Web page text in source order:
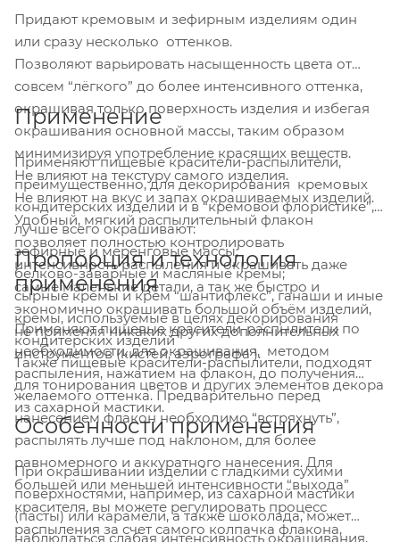
Придают кремовым и зефирным изделиям один
или сразу несколько оттенков.
Позволяют варьировать насыщенность цвета от
совсем “лёгкого” до более интенсивного оттенка,
окрашивая только поверхность изделия и избегая
окрашивания основной массы, таким образом
минимизируя употребление красящих веществ.
Не влияют на текстуру самого изделия.
Не влияют на вкус и запах окрашиваемых изделий.
Удобный, мягкий распылительный флакон
позволяет полностью контролировать
интенсивность распыления и окрашивать даже
самые маленькие детали, а так же быстро и
экономично окрашивать большой объём изделий,
не применяя никаких других дополнительных
инструментов (кистей, аэрографа ).
Применение
Применяют пищевые красители-распылители,
преимущественно, для декорирования кремовых
кондитерских изделий и в “кремовой флористике”,
лучше всего окрашивают:
зефирные и меренговые массы;
белково-заварные и масляные кремы;
сырные кремы и крем “шантифлекс”, ганаши и иные
кремы, используемые в целях декорирования
кондитерских изделий
Также пищевые красители-распылители, подходят
для тонирования цветов и других элементов декора
из сахарной мастики.
Пропорция и технология
применения
Применяют пищевые красители-распылители по
необходимости, для окрашивания, методом
распыления, нажатием на флакон, до получения
желаемого оттенка. Предварительно перед
нанесением флакон необходимо “встряхнуть”,
распылять лучше под наклоном, для более
равномерного и аккуратного нанесения. Для
большей или меньшей интенсивности “выхода”
красителя, вы можете регулировать процесс
распыления за счет самого колпачка флакона,
Особенности применения
При окрашивании изделий с гладкими сухими
поверхностями, например, из сахарной мастики
(пасты) или карамели, а также шоколада, может
наблюдаться слабая интенсивность окрашивания,